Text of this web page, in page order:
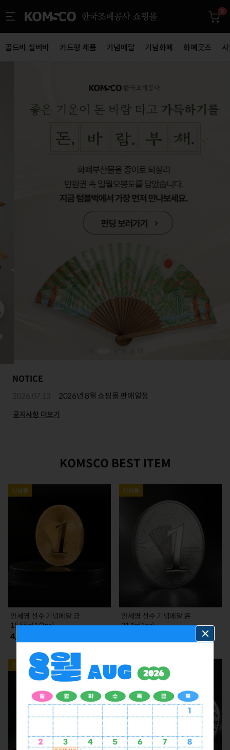
0
골드바.실버바 카드형 제품 기념메달 기념화폐 화폐굿즈
NOTICE
2026.07.13 2026년 8월 쇼핑몰 판매일정
공지사항 더보기
KOMSCO BEST ITEM
안세영 선수 기념메달 금
15.55g(1/2oz)
4,785,000
안세영 선수 기념메달 은
31.1g(1oz)